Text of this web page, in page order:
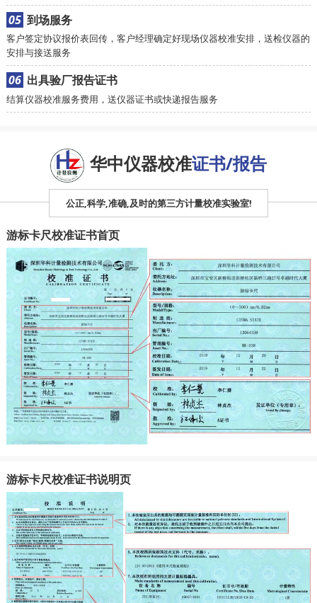
05 到场服务
客户签定协议报价表回传，客户经理确定好现场仪器校准安排，送检仪器的
安排与接送服务
06 出具验厂报告证书
结算仪器校准服务费用，送仪器证书或快递报告服务
华中仪器校准证书/报告
公正,科学,准确,及时的第三方计量校准实验室!
游标卡尺校准证书首页
游标卡尺校准证书说明页